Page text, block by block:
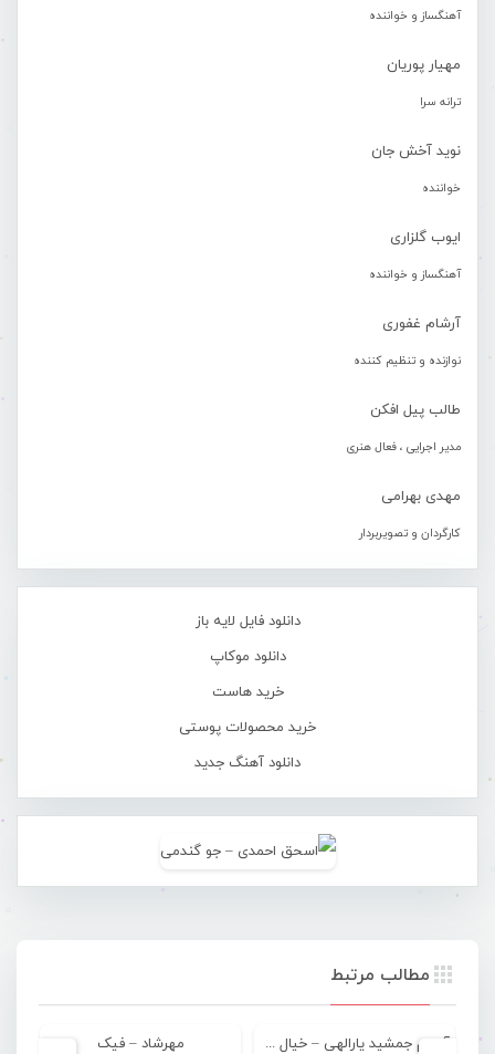
آهنگساز و خواننده
مهیار پوریان
ترانه سرا
نوید آخش جان
خواننده
ایوب گلزاری
آهنگساز و خواننده
آرشام غفوری
نوازنده و تنظیم کننده
طالب پیل افکن
مدیر اجرایی ، فعال هنری
مهدی بهرامی
کارگردان و تصویربردار
دانلود فایل لایه باز
دانلود موکاپ
خرید هاست
خرید محصولات پوستی
دانلود آهنگ جدید
مطالب مرتبط
آلبوم جمشید یارالهی – خیال مجنون مهرشاد – فیک